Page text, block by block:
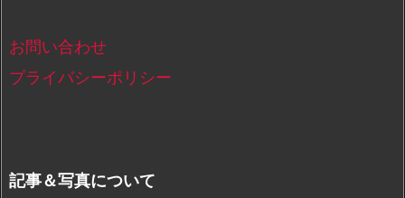
お問い合わせ
プライバシーポリシー
記事＆写真について